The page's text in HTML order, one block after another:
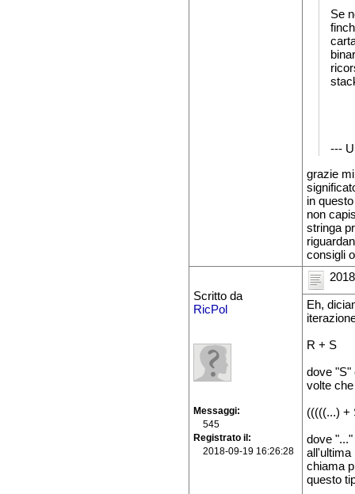
Se
---
grazie
in
non
stringa
consigli
Scritto da
RicPol
Messaggi
545
Registrato il
2018-09-19 16:26:28
Eh,
R + S
dove "S"
volte
(((((...) +
dove
all'ultima
chiama
questo